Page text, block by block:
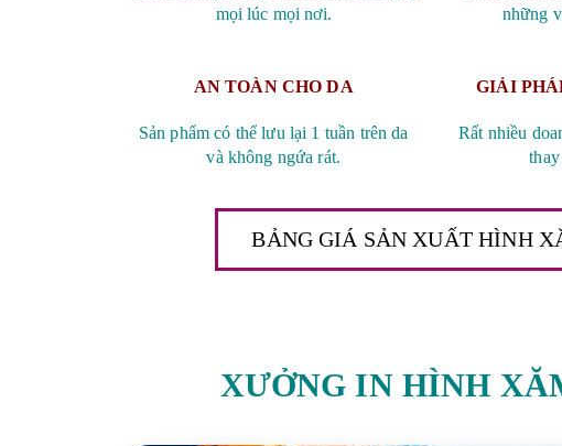
mọi lúc mọi nơi.
những
AN TOÀN CHO DA
Sản phẩm có thể lưu lại 1 tuần trên da
và không ngứa rát.
GIẢI
Rất nhiều
BẢNG GIÁ SẢN XUẤT HÌNH
XƯỞNG IN HÌNH